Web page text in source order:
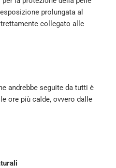
prolungata al
collegato alle
andrebbe seguite da tutti è
ore più calde, ovvero dalle